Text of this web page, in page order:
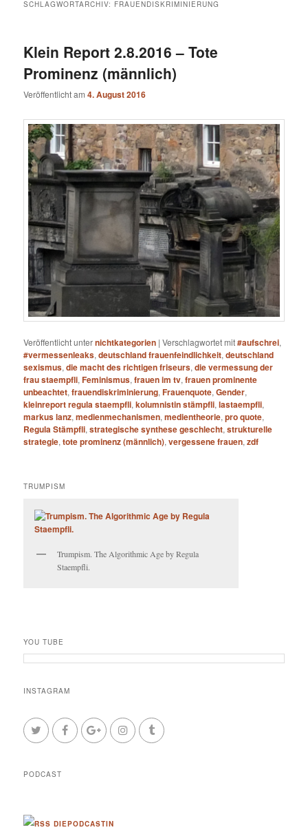
SCHLAGWORTARCHIV: FRAUENDISKRIMINIERUNG
Klein Report 2.8.2016 – Tote
Prominenz (männlich)
Veröffentlicht am4. August 2016
Veröffentlicht unternichtkategorien |Verschlagwortet mit#aufschrei,
#vermessenleaks,deutschland frauenfeindlichkeit,deutschland
sexismus,die macht des richtigen friseurs,die vermessung der
frau staempfli,Feminismus,frauen im tv,frauen prominente
unbeachtet,frauendiskriminierung,Frauenquote,Gender,
kleinreport regula staempfli,kolumnistin stämpfli,lastaempfli,
markus lanz,medienmechanismen,medientheorie,pro quote,
Regula Stämpfli,strategische synthese geschlecht,strukturelle
strategie,tote prominenz (männlich),vergessene frauen,zdf
TRUMPISM
Trumpism. The Algorithmic Age by Regula
Staempfli.
YOU TUBE
INSTAGRAM
PODCAST
DIEPODCASTIN